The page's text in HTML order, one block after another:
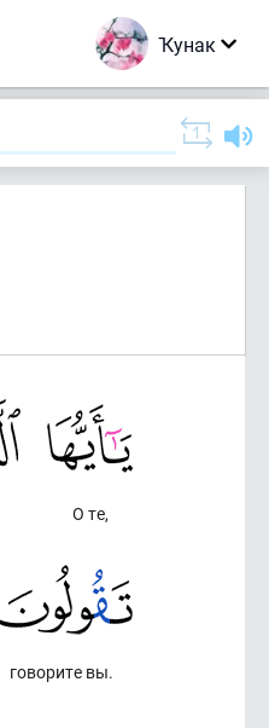
Ҡунак
О те,
говорите вы.